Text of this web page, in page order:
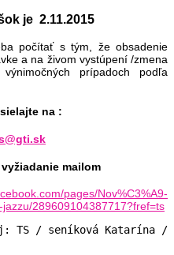
je 2.11.2015
počítať s tým, že obsadenie
a na živom vystúpení /zmena
prípadoch podľa
na :
mailom
pages/Nov%C3%A9-
289609104387717?fref=ts
TS / seníková Katarína /